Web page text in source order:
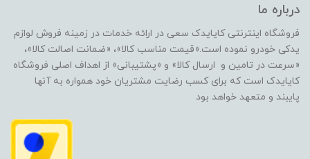
درباره ما
فروشگاه اینترنتی کایایدک سعی در ارائه خدمات در زمینه فروش لوازم
یدکی خودرو نموده است.«قیمت مناسب کالا»، «ضمانت اصالت کالا»،
«سرعت در تامین و ارسال کالا» و «پشتیبانی» از اهداف اصلی فروشگاه
کایایدک است که برای کسب رضایت مشتریان خود همواره به آنها
پایبند و متعهد خواهد بود